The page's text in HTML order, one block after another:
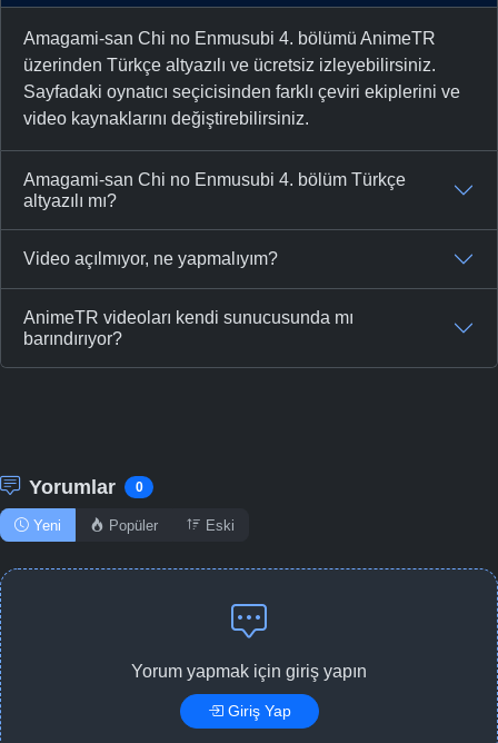
Amagami-san Chi no Enmusubi 4. bölümü AnimeTR
üzerinden Türkçe altyazılı ve ücretsiz izleyebilirsiniz.
Sayfadaki oynatıcı seçicisinden farklı çeviri ekiplerini ve
video kaynaklarını değiştirebilirsiniz.
Amagami-san Chi no Enmusubi 4. bölüm Türkçe
altyazılı mı?
Video açılmıyor, ne yapmalıyım?
AnimeTR videoları kendi sunucusunda mı
barındırıyor?
Yorumlar 0
Yeni Popüler Eski
Yorum yapmak için giriş yapın
Giriş Yap